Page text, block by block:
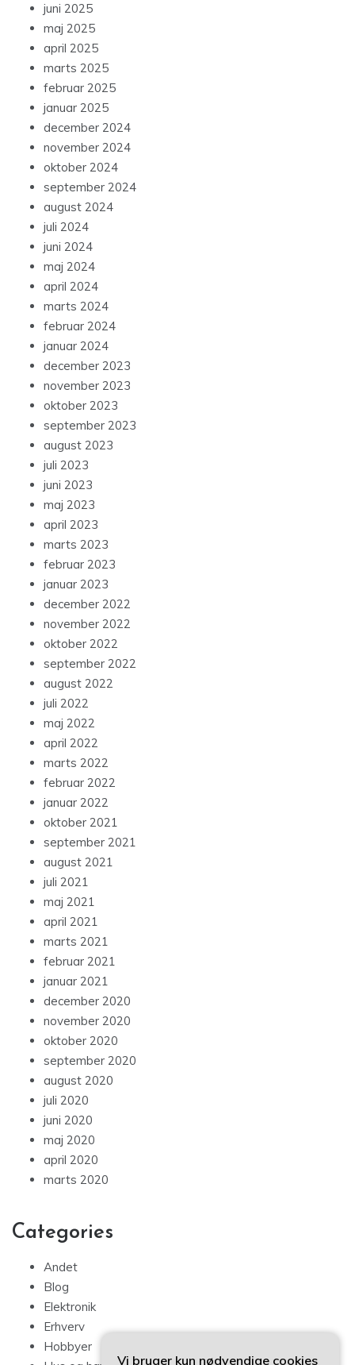
juni 2025
maj 2025
april 2025
marts 2025
februar 2025
januar 2025
december 2024
november 2024
oktober 2024
september 2024
august 2024
juli 2024
juni 2024
maj 2024
april 2024
marts 2024
februar 2024
januar 2024
december 2023
november 2023
oktober 2023
september 2023
august 2023
juli 2023
juni 2023
maj 2023
april 2023
marts 2023
februar 2023
januar 2023
december 2022
november 2022
oktober 2022
september 2022
august 2022
juli 2022
maj 2022
april 2022
marts 2022
februar 2022
januar 2022
oktober 2021
september 2021
august 2021
juli 2021
maj 2021
april 2021
marts 2021
februar 2021
januar 2021
december 2020
november 2020
oktober 2020
september 2020
august 2020
juli 2020
juni 2020
maj 2020
april 2020
marts 2020
Categories
Andet
Blog
Elektronik
Erhverv
Hobbyer
Vi bruger kun nødvendige cookies